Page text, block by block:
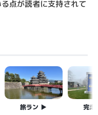
点が読者に支持されて
旅ラン 完走